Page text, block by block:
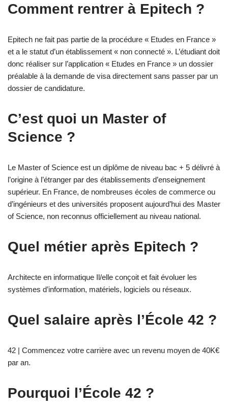
Comment rentrer à Epitech ?
Epitech ne fait pas partie de la procédure « Etudes en France »
et a le statut d’un établissement « non connecté ». L’étudiant doit
donc réaliser sur l’application « Etudes en France » un dossier
préalable à la demande de visa directement sans passer par un
dossier de candidature.
C’est quoi un Master of
Science ?
Le Master of Science est un diplôme de niveau bac + 5 délivré à
l’origine à l’étranger par des établissements d’enseignement
supérieur. En France, de nombreuses écoles de commerce ou
d’ingénieurs et des universités proposent aujourd’hui des Master
of Science, non reconnus officiellement au niveau national.
Quel métier après Epitech ?
Architecte en informatique Il/elle conçoit et fait évoluer les
systèmes d’information, matériels, logiciels ou réseaux.
Quel salaire après l’École 42 ?
42 | Commencez votre carrière avec un revenu moyen de 40K€
par an.
Pourquoi l’École 42 ?